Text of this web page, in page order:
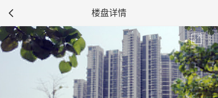
楼盘详情